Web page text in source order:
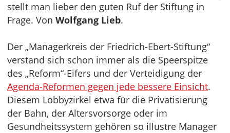
stellt man lieber den guten Ruf der Stiftung in
Frage. Von Wolfgang Lieb.
Der „Managerkreis der Friedrich-Ebert-Stiftung“
verstand sich schon immer als die Speerspitze
des „Reform“-Eifers und der Verteidigung der
Agenda-Reformen gegen jede bessere Einsicht.
Diesem Lobbyzirkel etwa für die Privatisierung
der Bahn, der Altersvorsorge oder im
Gesundheitssystem gehören so illustre Manager